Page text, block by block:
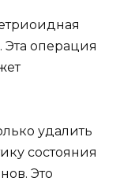
Эта операция
удалить
состояния
Это